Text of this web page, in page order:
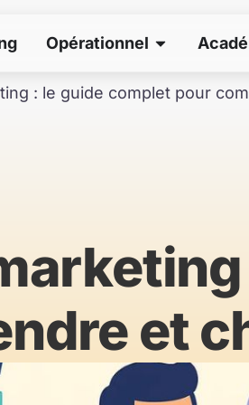
Opérationnel
Ouvrir
: le guide complet pour
et